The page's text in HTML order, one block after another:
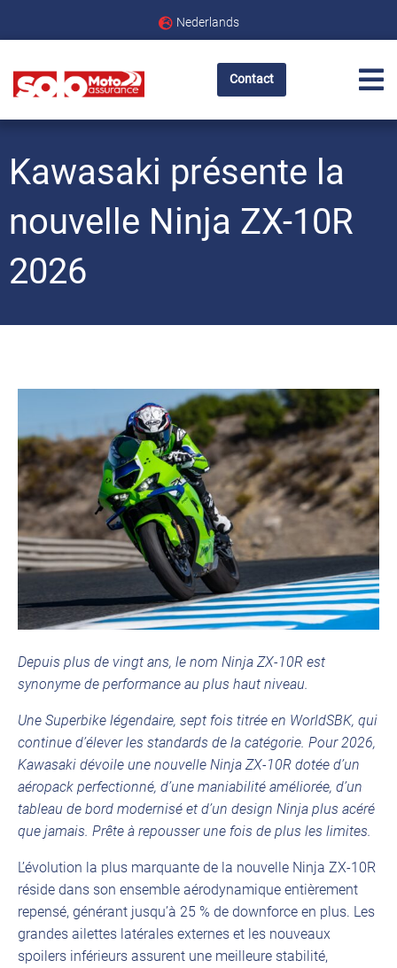
Nederlands
Contact
Kawasaki présente la
nouvelle Ninja ZX-10R
2026
Depuis plus de vingt ans, le nom Ninja ZX-10R est
synonyme de performance au plus haut niveau.
Une Superbike légendaire, sept fois titrée en WorldSBK, qui
continue d’élever les standards de la catégorie. Pour 2026,
Kawasaki dévoile une nouvelle Ninja ZX-10R dotée d’un
aéropack perfectionné, d’une maniabilité améliorée, d’un
tableau de bord modernisé et d’un design Ninja plus acéré
que jamais. Prête à repousser une fois de plus les limites.
L’évolution la plus marquante de la nouvelle Ninja ZX-10R
réside dans son ensemble aérodynamique entièrement
repensé, générant jusqu’à 25 % de downforce en plus. Les
grandes ailettes latérales externes et les nouveaux
spoilers inférieurs assurent une meilleure stabilité,